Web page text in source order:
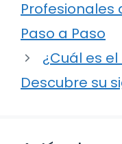
Profesionales
Paso a Paso
¿Cuál es el
Descubre su